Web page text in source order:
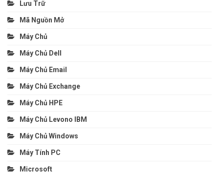
Lưu Trữ
Mã Nguồn Mở
Máy Chủ
Máy Chủ Dell
Máy Chủ Email
Máy Chủ Exchange
Máy Chủ HPE
Máy Chủ Levono IBM
Máy Chủ Windows
Máy Tính PC
Microsoft